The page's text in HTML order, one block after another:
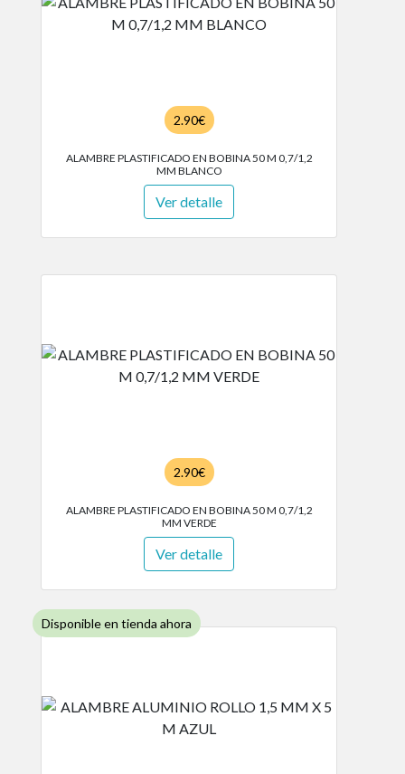
2.90€
ALAMBRE PLASTIFICADO EN BOBINA 50 M 0,7/1,2
MM BLANCO
Ver detalle
2.90€
ALAMBRE PLASTIFICADO EN BOBINA 50 M 0,7/1,2
MM VERDE
Ver detalle
Disponible en tienda ahora